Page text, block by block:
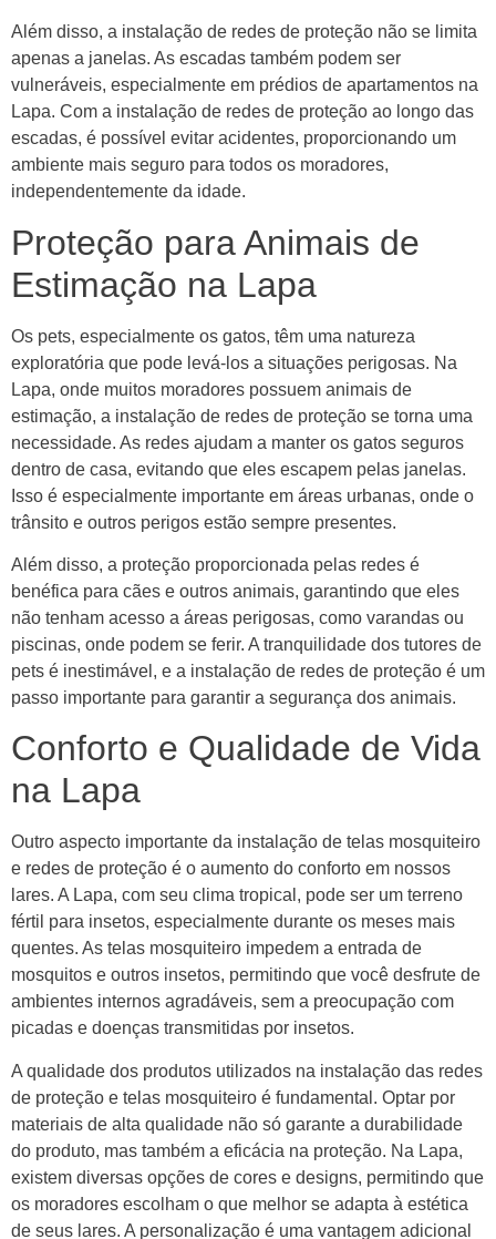
Além disso, a instalação de redes de proteção não se limita
apenas a janelas. As escadas também podem ser
vulneráveis, especialmente em prédios de apartamentos na
Lapa. Com a instalação de redes de proteção ao longo das
escadas, é possível evitar acidentes, proporcionando um
ambiente mais seguro para todos os moradores,
independentemente da idade.
Proteção para Animais de
Estimação na Lapa
Os pets, especialmente os gatos, têm uma natureza
exploratória que pode levá-los a situações perigosas. Na
Lapa, onde muitos moradores possuem animais de
estimação, a instalação de redes de proteção se torna uma
necessidade. As redes ajudam a manter os gatos seguros
dentro de casa, evitando que eles escapem pelas janelas.
Isso é especialmente importante em áreas urbanas, onde o
trânsito e outros perigos estão sempre presentes.
Além disso, a proteção proporcionada pelas redes é
benéfica para cães e outros animais, garantindo que eles
não tenham acesso a áreas perigosas, como varandas ou
piscinas, onde podem se ferir. A tranquilidade dos tutores de
pets é inestimável, e a instalação de redes de proteção é um
passo importante para garantir a segurança dos animais.
Conforto e Qualidade de Vida
na Lapa
Outro aspecto importante da instalação de telas mosquiteiro
e redes de proteção é o aumento do conforto em nossos
lares. A Lapa, com seu clima tropical, pode ser um terreno
fértil para insetos, especialmente durante os meses mais
quentes. As telas mosquiteiro impedem a entrada de
mosquitos e outros insetos, permitindo que você desfrute de
ambientes internos agradáveis, sem a preocupação com
picadas e doenças transmitidas por insetos.
A qualidade dos produtos utilizados na instalação das redes
de proteção e telas mosquiteiro é fundamental. Optar por
materiais de alta qualidade não só garante a durabilidade
do produto, mas também a eficácia na proteção. Na Lapa,
existem diversas opções de cores e designs, permitindo que
os moradores escolham o que melhor se adapta à estética
de seus lares. A personalização é uma vantagem adicional